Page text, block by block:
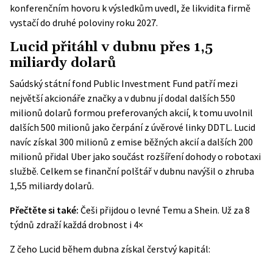
konferenčním hovoru k výsledkům uvedl, že likvidita firmě
vystačí do druhé poloviny roku 2027.
Lucid přitáhl v dubnu přes 1,5
miliardy dolarů
Saúdský státní fond Public Investment Fund patří mezi
největší akcionáře značky a v dubnu jí dodal dalších 550
milionů dolarů formou preferovaných akcií, k tomu uvolnil
dalších 500 milionů jako čerpání z úvěrové linky DDTL. Lucid
navíc získal 300 milionů z emise běžných akcií a dalších 200
milionů přidal Uber jako součást rozšíření dohody o robotaxi
službě. Celkem se finanční polštář v dubnu navýšil o zhruba
1,55 miliardy dolarů.
Přečtěte si také: Češi přijdou o levné Temu a Shein. Už za 8
týdnů zdraží každá drobnost i 4×
Z čeho Lucid během dubna získal čerstvý kapitál: